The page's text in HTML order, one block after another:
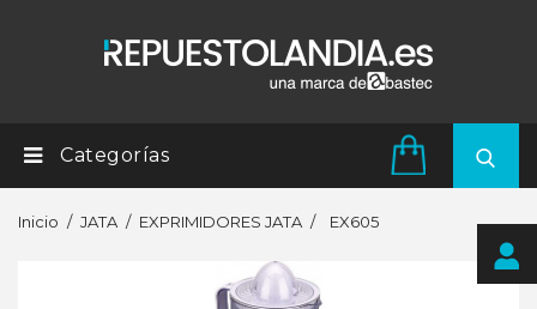
Categorías
Inicio JATA EXPRIMIDORES JATA EX605